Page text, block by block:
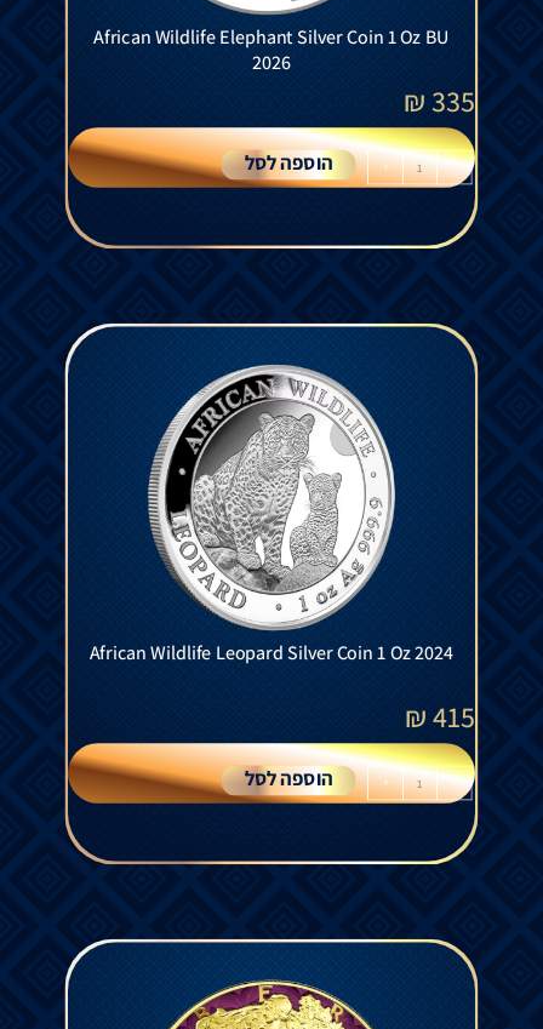
African Wildlife Elephant Silver Coin 1 Oz BU
2026
335
₪
-
+ הוספה לסל
African Wildlife Leopard Silver Coin 1 Oz 2024
415
₪
-
+ הוספה לסל